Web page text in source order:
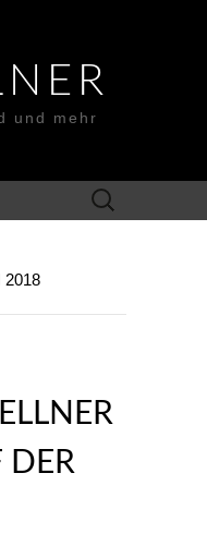
und mehr
Suchen
nach:
2018
DER